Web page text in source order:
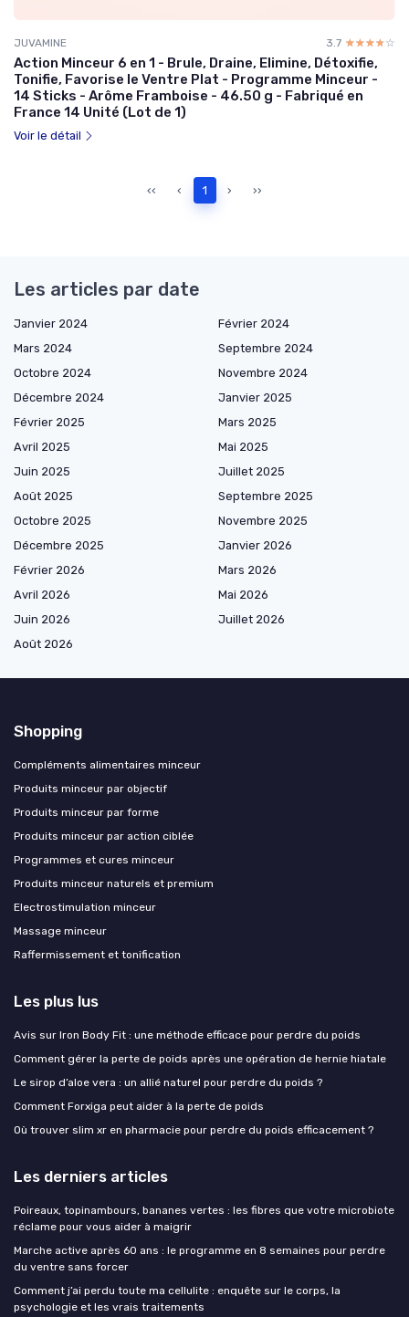
JUVAMINE 3.7 ☆☆☆☆☆
★★★★★
Action Minceur 6 en 1 - Brule, Draine, Elimine, Détoxifie,
Tonifie, Favorise le Ventre Plat - Programme Minceur -
14 Sticks - Arôme Framboise - 46.50 g - Fabriqué en
France 14 Unité (Lot de 1)
Voir le détail
‹‹ ‹ 1 › ››
Les articles par date
Janvier 2024
Février 2024
Mars 2024
Septembre 2024
Octobre 2024
Novembre 2024
Décembre 2024
Janvier 2025
Février 2025
Mars 2025
Avril 2025
Mai 2025
Juin 2025
Juillet 2025
Août 2025
Septembre 2025
Octobre 2025
Novembre 2025
Décembre 2025
Janvier 2026
Février 2026
Mars 2026
Avril 2026
Mai 2026
Juin 2026
Juillet 2026
Août 2026
Shopping
Compléments alimentaires minceur
Produits minceur par objectif
Produits minceur par forme
Produits minceur par action ciblée
Programmes et cures minceur
Produits minceur naturels et premium
Electrostimulation minceur
Massage minceur
Raffermissement et tonification
Les plus lus
Avis sur Iron Body Fit : une méthode efficace pour perdre du poids
Comment gérer la perte de poids après une opération de hernie hiatale
Le sirop d’aloe vera : un allié naturel pour perdre du poids ?
Comment Forxiga peut aider à la perte de poids
Où trouver slim xr en pharmacie pour perdre du poids efficacement ?
Les derniers articles
Poireaux, topinambours, bananes vertes : les fibres que votre microbiote
réclame pour vous aider à maigrir
Marche active après 60 ans : le programme en 8 semaines pour perdre
du ventre sans forcer
Comment j’ai perdu toute ma cellulite : enquête sur le corps, la
psychologie et les vrais traitements